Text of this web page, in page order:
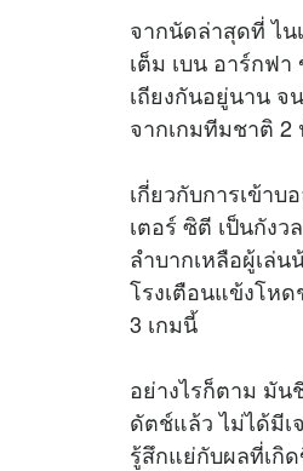
จากนัดล่าสุดที่ ไน
เต็ม เบน อาร์กฟ
เถียงกันอยู่นาน
จากเกมทีมชาติ
เกี่ยวกับการเข้า
เตอร์ ซิตี เป็นกัง
ลำบากเหลือผู้เล่
โรงเตือนแข้งโห
3 เกมนี้
อย่างไรก็ตาม มัน
ดัตช์แล้ว ไม่ได้มีเ
รู้สึกแย่กับผลที่เกิ